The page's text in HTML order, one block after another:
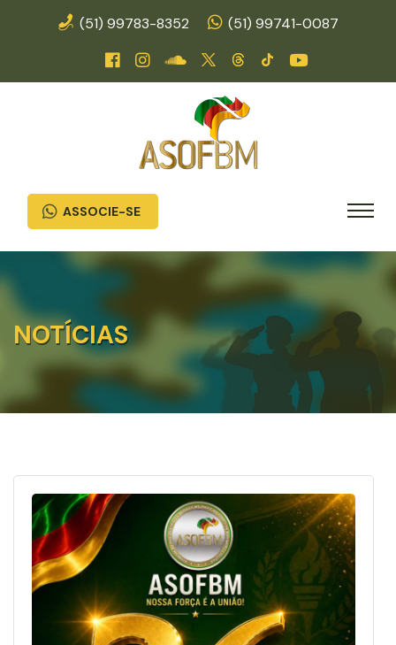
(51) 99783-8352 (51) 99741-0087
ASSOCIE-SE
NOTÍCIAS